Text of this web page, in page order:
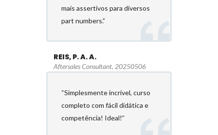
mais assertivos para diversos
part numbers.”
REIS, P. A. A.
Aftersales Consultant, 20250506
“Simplesmente incrível, curso
completo com fácil didática e
competência! Ideal!”